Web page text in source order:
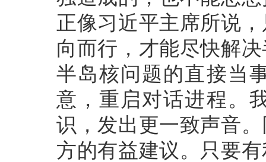
正像习近平主席所说
向而行，才能尽快解
半岛核问题的直接当
意，重启对话进程。
识，发出更一致声音
方的有益建议。只要